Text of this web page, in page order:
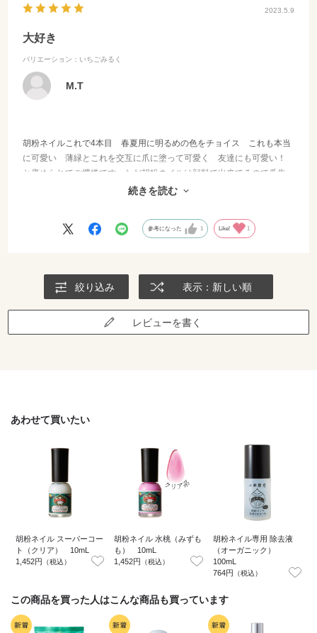
2023.5.9
大好き
バリエーション：いちごみるく
M.T
胡粉ネイルこれで4本目 春夏用に明るめの色をチョイス これも本当
に可愛い 薄緑とこれを交互に爪に塗って可愛く 友達にも可愛い！
と褒められてご機嫌です ただ胡粉ネイルは顔料で出来てるので爪先
など直ぐに取れるけどそこだけまた足して塗ればOK胡粉ネイルどこに
続きを読む
参考になった 1 Like! 1
絞り込み 表示：新しい順
レビューを書く
あわせて買いたい
胡粉ネイル スーパーコー
ト（クリア） 10mL
1,452円 （税込）
胡粉ネイル 水桃（みずも
も） 10mL
1,452円
（税込）
胡粉ネイル専用 除去液
（オーガニック）
100mL
764円 （税込）
この商品を買った人はこんな商品も買っています